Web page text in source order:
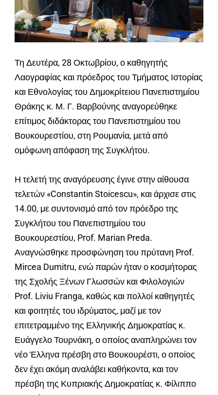
Τη Δευτέρα, 28 Οκτωβρίου, ο καθηγητής
Λαογραφίας και πρόεδρος του Τμήματος Ιστορίας
και Εθνολογίας του Δημοκρίτειου Πανεπιστημίου
Θράκης κ. Μ. Γ. Βαρβούνης αναγορεύθηκε
επίτιμος διδάκτορας του Πανεπιστημίου του
Βουκουρεστίου, στη Ρουμανία, μετά από
ομόφωνη απόφαση της Συγκλήτου.
Η τελετή της αναγόρευσης έγινε στην αίθουσα
τελετών «Constantin Stoicescu», και άρχισε στις
14.00, με συντονισμό από τον πρόεδρο της
Συγκλήτου του Πανεπιστημίου του
Βουκουρεστίου, Prof. Marian Preda.
Αναγνώσθηκε προσφώνηση του πρύτανη Prof.
Mircea Dumitru, ενώ παρών ήταν ο κοσμήτορας
της Σχολής Ξένων Γλωσσών και Φιλολογιών
Prof. Liviu Franga, καθώς και πολλοί καθηγητές
και φοιτητές του ιδρύματος, μαζί με τον
επιτετραμμένο της Ελληνικής Δημοκρατίας κ.
Ευάγγελο Τουρνάκη, ο οποίος αναπληρώνει τον
νέο Έλληνα πρέσβη στο Βουκουρέστι, ο οποίος
δεν έχει ακόμη αναλάβει καθήκοντα, και τον
πρέσβη της Κυπριακής Δημοκρατίας κ. Φίλιππο